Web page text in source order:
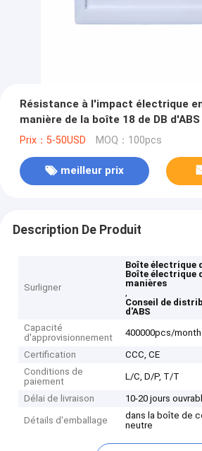
Résistance à l'impact électrique
manière de la boîte 18 de DB
opaque
Prix：5-50USD MOQ：100pcs
meilleur prix
Description De Produit
Surligner
Boîte électrique
Boîte électrique
manières
,
Conseil de
d'ABS
Capacité
d'approvisionnement
400000pcs/month
Certification
CCC, CE
Conditions de
paiement
L/C, D/P, T/T
Délai de livraison 10-20 jours
Détails d'emballage
dans la boîte de
neutre